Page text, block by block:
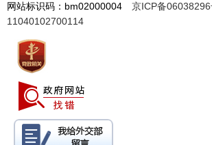
网站标识码：bm02000004 京ICP备
11040102700114